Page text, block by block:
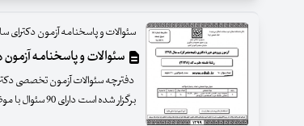
سئوالات و پاسخنامه آزمون دکترای سال
سئوالات و پاسخنامه آزمون دکترای سال
برگزار شده است دارای 90 سئوال با موضوعات زیر است